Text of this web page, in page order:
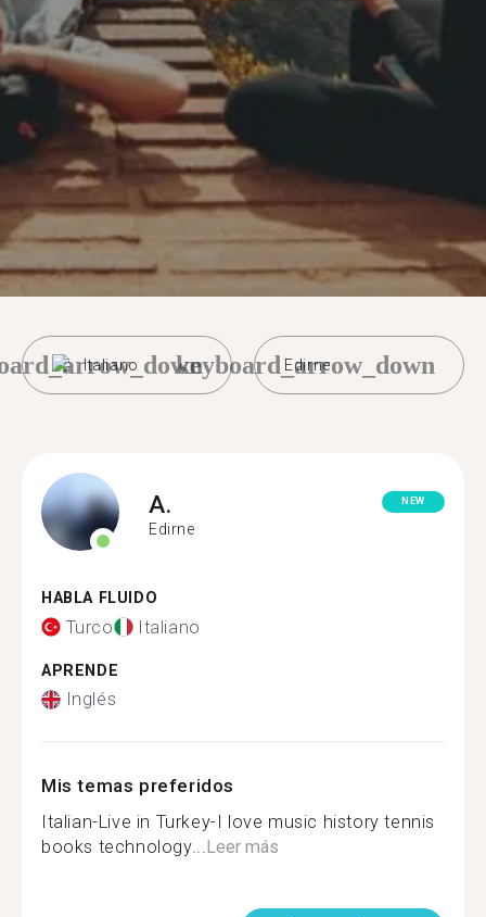
Italiano Edirne
keyboard_arrow_down
A.
Edirne
NEW
HABLA FLUIDO
Turco Italiano
APRENDE
Inglés
Mis temas preferidos
Italian-Live in Turkey-I love music history tennis
books technology...Leer más